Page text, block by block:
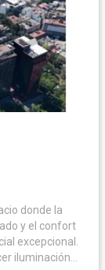
donde la
y el confort
excepcional.
iluminación